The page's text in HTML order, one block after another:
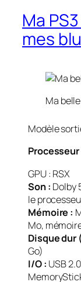
Ma
mes
Ma
Modèle
Processeur
GPU : RSX
Son : Dolby
le
Mémoire :
Mo,
Disque dur
Go)
I/O : USB